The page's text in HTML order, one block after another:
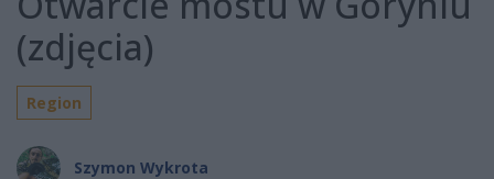
(zdjęcia)
Region
Szymon Wykrota